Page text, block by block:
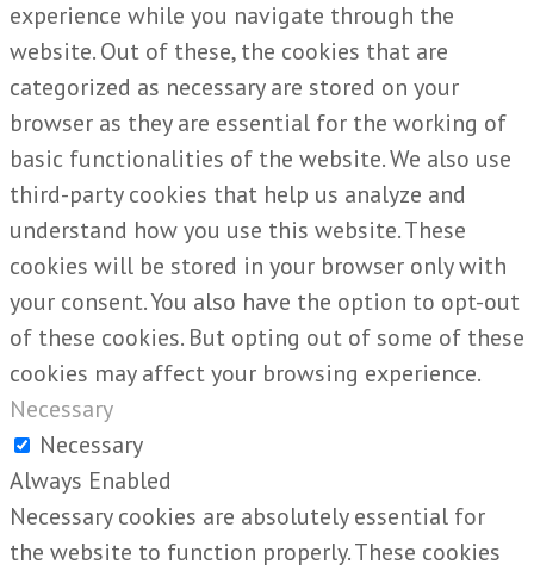
experience while you navigate through the
website. Out of these, the cookies that are
categorized as necessary are stored on your
browser as they are essential for the working of
basic functionalities of the website. We also use
third-party cookies that help us analyze and
understand how you use this website. These
cookies will be stored in your browser only with
your consent. You also have the option to opt-out
of these cookies. But opting out of some of these
cookies may affect your browsing experience.
Necessary
Necessary
Always Enabled
Necessary cookies are absolutely essential for
the website to function properly. These cookies